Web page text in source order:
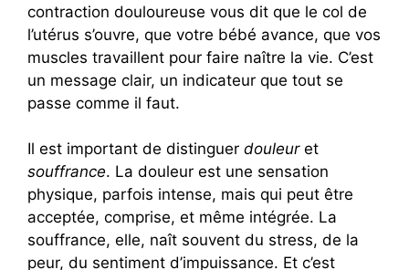
contraction douloureuse vous dit que le col de
l’utérus s’ouvre, que votre bébé avance, que vos
muscles travaillent pour faire naître la vie. C’est
un message clair, un indicateur que tout se
passe comme il faut.
Il est important de distinguer douleuret
souffrance. La douleur est une sensation
physique, parfois intense, mais qui peut être
acceptée, comprise, et même intégrée. La
souffrance, elle, naît souvent du stress, de la
peur, du sentiment d’impuissance. Et c’est